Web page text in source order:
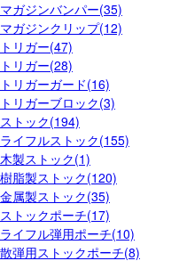
マガジンバンパー(35)
マガジンクリップ(12)
トリガー(47)
トリガー(28)
トリガーガード(16)
トリガーブロック(3)
ストック(194)
ライフルストック(155)
木製ストック(1)
樹脂製ストック(120)
金属製ストック(35)
ストックポーチ(17)
ライフル弾用ポーチ(10)
散弾用ストックポーチ(8)